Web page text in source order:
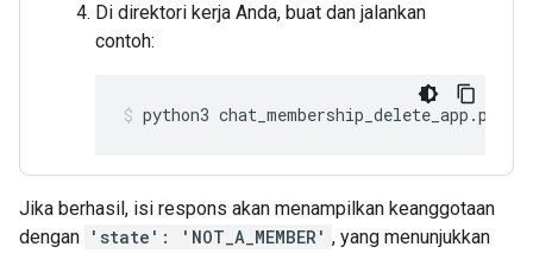
Di direktori kerja Anda, buat dan jalankan
contoh:
python3 chat_membership_delete_app.py
Jika berhasil, isi respons akan menampilkan keanggotaan
dengan 'state': 'NOT_A_MEMBER' , yang menunjukkan